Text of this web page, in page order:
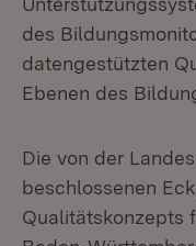
des
datengestützten
Ebenen des
Die von der
beschlossenen
Qualitätskonzepts